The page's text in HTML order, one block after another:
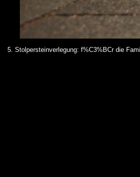
5. Stolpersteinverlegung: f%C3%BCr die